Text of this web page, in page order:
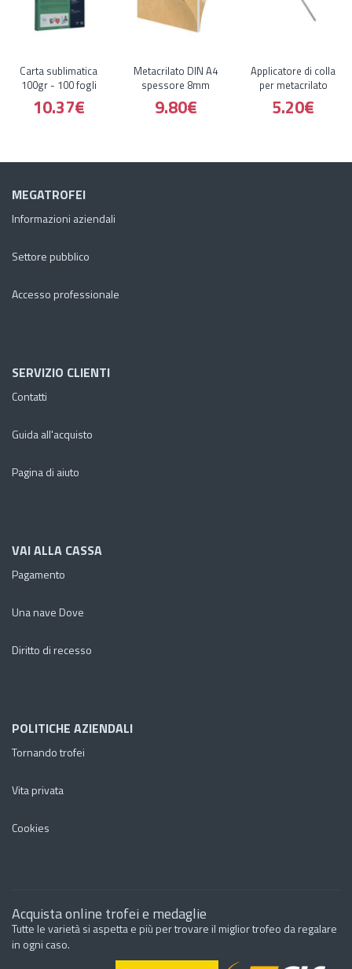
Carta sublimatica
100gr - 100 fogli
10.37€
Metacrilato DIN A4
spessore 8mm
9.80€
Applicatore di colla
per metacrilato
5.20€
MEGATROFEI
Informazioni aziendali
Settore pubblico
Accesso professionale
SERVIZIO CLIENTI
Contatti
Guida all'acquisto
Pagina di aiuto
VAI ALLA CASSA
Pagamento
Una nave Dove
Diritto di recesso
POLITICHE AZIENDALI
Tornando trofei
Vita privata
Cookies
Acquista online trofei e medaglie
Tutte le varietà si aspetta e più per trovare il miglior trofeo da regalare
in ogni caso.